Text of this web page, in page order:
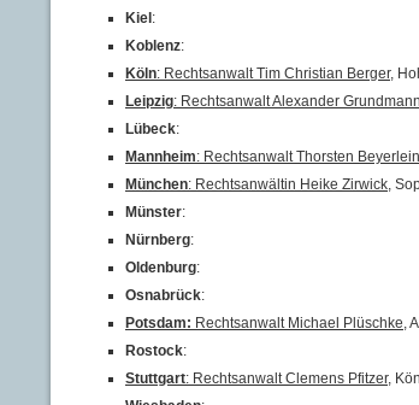
Kiel:
Koblenz:
Köln: Rechtsanwalt Tim Christian Berger,
Leipzig: Rechtsanwalt Alexander Grundmann
Lübeck:
Mannheim: Rechtsanwalt Thorsten Beyerlein
München: Rechtsanwältin Heike Zirwick,
Münster:
Nürnberg:
Oldenburg:
Osnabrück:
Potsdam: Rechtsanwalt Michael Plüschke,
Rostock:
Stuttgart: Rechtsanwalt Clemens Pfitzer,